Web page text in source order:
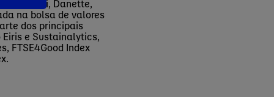
Aptanutri, Danette,
na bolsa de valores
dos principais
e Sustainalytics,
FTSE4Good Index